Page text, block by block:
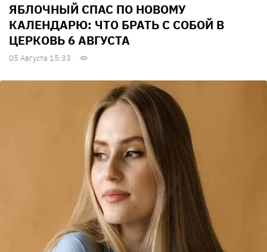
ЯБЛОЧНЫЙ СПАС ПО НОВОМУ
КАЛЕНДАРЮ: ЧТО БРАТЬ С СОБОЙ В
ЦЕРКОВЬ 6 АВГУСТА
05 Августа 15:33